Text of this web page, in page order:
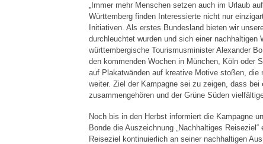
„Immer mehr Menschen setzen auch im Urlaub
Württemberg finden Interessierte nicht nur
Initiativen. Als erstes Bundesland bieten wir
durchleuchtet wurden und sich einer nachhaltigen
württembergische Tourismusminister Alexander
den kommenden Wochen in München, Köln oder
auf Plakatwänden auf kreative Motive stoßen, die
weiter. Ziel der Kampagne sei zu zeigen, dass
zusammengehören und der Grüne Süden
Noch bis in den Herbst informiert die Kampagne
Bonde die Auszeichnung „Nachhaltiges
Reiseziel kontinuierlich an seiner nachhaltigen